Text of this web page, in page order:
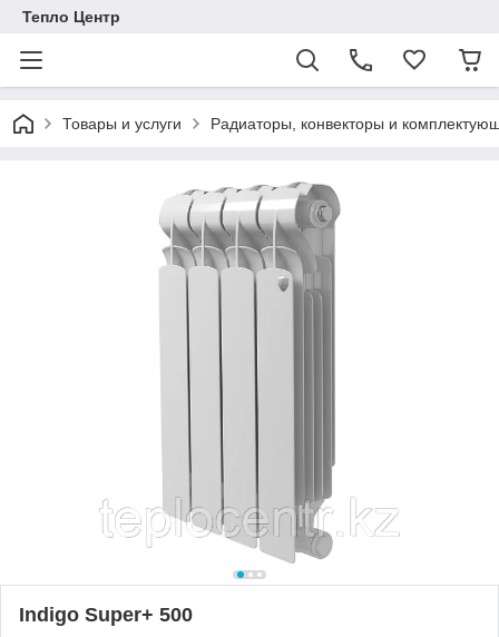
Тепло Центр
Товары и услуги Радиаторы, конвекторы и
Indigo Super+ 500